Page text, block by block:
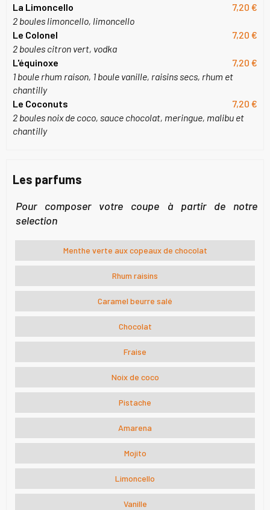
La Limoncello
7,20 €
2 boules limoncello, limoncello
Le Colonel
7,20 €
2 boules citron vert, vodka
L'équinoxe
7,20 €
1 boule rhum raison, 1 boule vanille, raisins secs, rhum et
chantilly
Le Coconuts
7,20 €
2 boules noix de coco, sauce chocolat, meringue, malibu et
chantilly
Les parfums
Pour composer votre coupe à partir de notre
selection
Menthe verte aux copeaux de chocolat
Rhum raisins
Caramel beurre salé
Chocolat
Fraise
Noix de coco
Pistache
Amarena
Mojito
Limoncello
Vanille